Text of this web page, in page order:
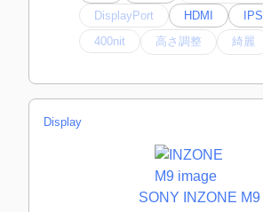
DisplayPort
HDMI IPS
400nit
高さ調整 綺麗
Display
SONY INZONE M9